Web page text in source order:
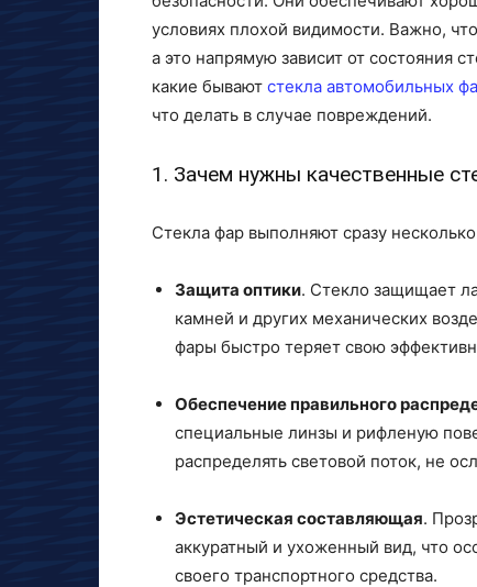
условиях плохой видимости. Важно,
а это напрямую зависит от состояния
какие бывают стекла автомобильных
что делать в случае повреждений.
1. Зачем нужны качественные
Стекла фар выполняют сразу
Защита оптики. Стекло защищает
камней и других механических
фары быстро теряет свою
Обеспечение правильного
специальные линзы и рифленую
распределять световой поток, не
Эстетическая составляющая.
аккуратный и ухоженный вид, что
своего транспортного средства.